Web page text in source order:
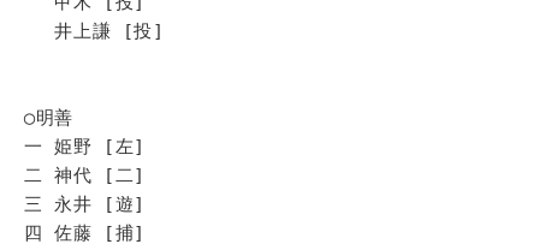
井上謙 [投]
◯明善
一 姫野 [左]
二 神代 [二]
三 永井 [遊]
四 佐藤 [捕]